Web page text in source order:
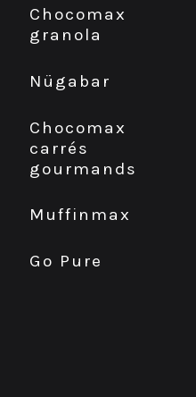
Chocomax
granola
Nügabar
Chocomax
carrés
gourmands
Muffinmax
Go Pure